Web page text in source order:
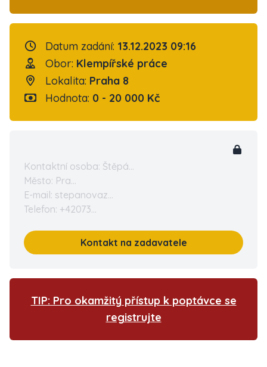
Datum zadání: 13.12.2023 09:16
Obor: Klempířské práce
Lokalita: Praha 8
Hodnota: 0 - 20 000 Kč
Kontaktní osoba: Štěpá...
Město: Pra...
E-mail: stepanovaz...
Telefon: +42073...
Kontakt na zadavatele
TIP: Pro okamžitý přístup k poptávce se
registrujte